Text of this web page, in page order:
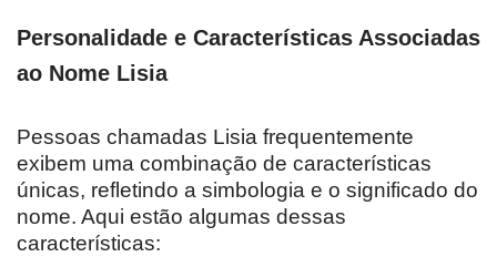
Personalidade e Características Associadas
ao Nome Lisia
Pessoas chamadas Lisia frequentemente
exibem uma combinação de características
únicas, refletindo a simbologia e o significado do
nome. Aqui estão algumas dessas
características: